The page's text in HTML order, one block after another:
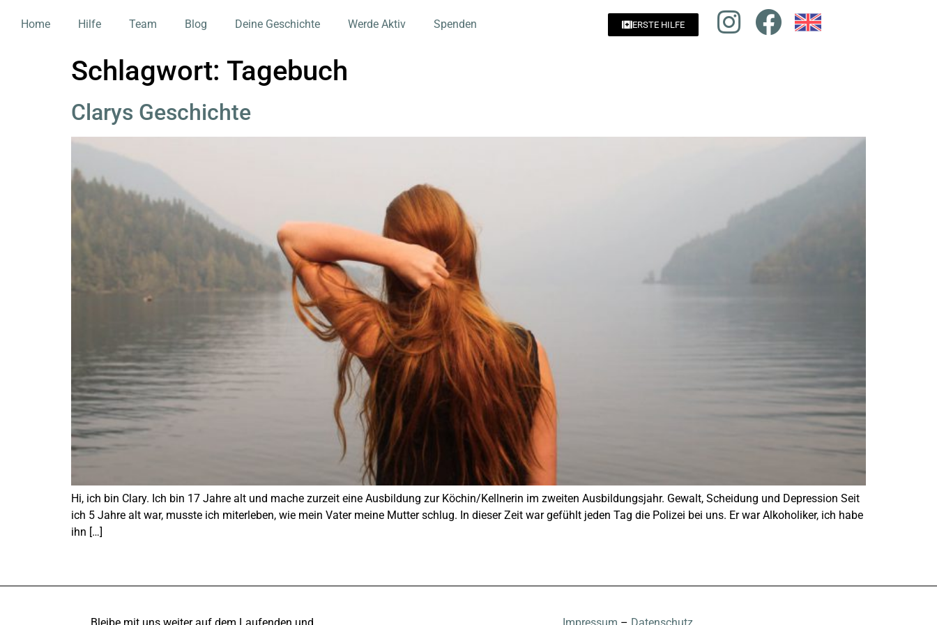
Home Hilfe Team Blog Deine Geschichte Werde Aktiv Spenden ERSTE HILFE
Schlagwort: Tagebuch
Clarys Geschichte
Hi, ich bin Clary. Ich bin 17 Jahre alt und mache zurzeit eine Ausbildung zur Köchin/Kellnerin im zweiten Ausbildungsjahr. Gewalt, Scheidung und Depression Seit
ich 5 Jahre alt war, musste ich miterleben, wie mein Vater meine Mutter schlug. In dieser Zeit war gefühlt jeden Tag die Polizei bei uns. Er war Alkoholiker, ich habe
ihn […]